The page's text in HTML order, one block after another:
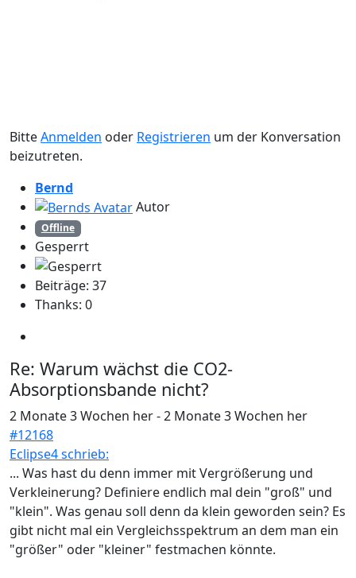
BitteAnmelden oder Registrieren um der Konversation
beizutreten.
Bernd
Autor
Offline
Gesperrt
Beiträge: 37
Thanks: 0
Re: Warum wächst die CO2-
Absorptionsbande nicht?
2 Monate 3 Wochen her-2 Monate 3 Wochen her
#12168
Eclipse4 schrieb:
... Was hast du denn immer mit Vergrößerung und
Verkleinerung? Definiere endlich mal dein "groß" und
"klein". Was genau soll denn da klein geworden sein? Es
gibt nicht mal ein Vergleichsspektrum an dem man ein
"größer" oder "kleiner" festmachen könnte.